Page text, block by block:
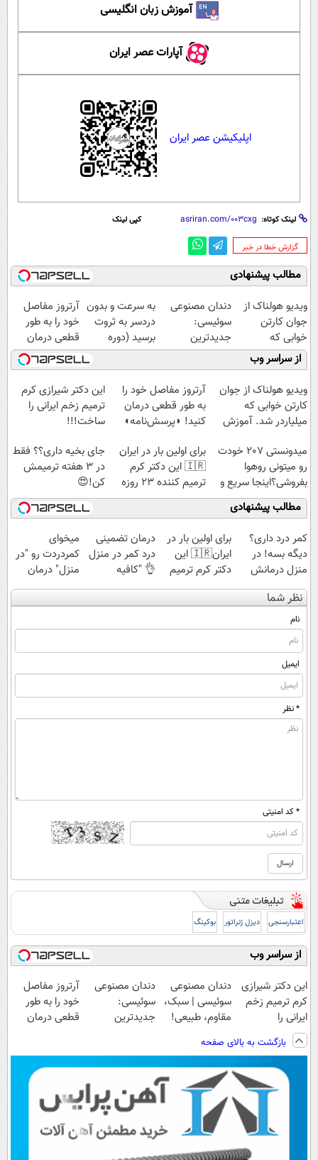
آموزش زبان انگلیسی
آپارات عصر ایران
اپلیکیشن عصر ایران
لینک کوتاه: کپی لینک
‌گزارش خطا در خبر
مطالب پیشنهادی
ویدیو هولناک از
جوان کارتن
خوابی که
میلیاردر شد.
آموزش رایگان
دندان مصنوعی
سوئیسی:
جدیدترین
فناوری اروپا،
سبک و مقاوم |
پرداخت قسطی
به سرعت و بدون
دردسر به ثروت
برسید (دوره
کاملا رایگان
پولسازی)
آرتروز مفاصل
خود را به طور
قطعی درمان
کنید!
◗پرسش‌نامه◖
از سراسر وب
ویدیو هولناک از جوان
کارتن خوابی که
میلیاردر شد. آموزش
آرتروز مفاصل خود را
به طور قطعی درمان
کنید! ◗پرسش‌نامه◖
این دکتر شیرازی کرم
ترمیم زخم ایرانی را
ساخت!!!
میدونستی 207 خودت
رو میتونی روهوا
بفروشی؟اینجا سریع و
راحت بفروش
برای اولین بار در ایران
🇮🇷 این دکتر کرم
ترمیم کننده 23 روزه
ساخت!
جای بخیه داری؟؟ فقط
در 3 هفته ترمیمش
کن!😍
مطالب پیشنهادی
کمر درد داری؟
دیگه بسه! در
منزل درمانش
کن
(◀پرسش‌نامه)
برای اولین بار در
ایران🇮🇷 این
دکتر کرم ترمیم
کننده 23 روزه
ساخت!
درمان تضمینی
درد کمر در منزل
👌 "کافیه
پرسش‌نامه رو پر
کنی"
میخوای
کمردردت رو "در
منزل" درمان
کنی؟ (◂فیلم +
◂پرسش‌نامه)
نظر شما
نام
ایمیل
* نظر
* کد امنیتی
اعتبارسنجی دیزل ژنراتور بوکینگ
از سراسر وب
این دکتر شیرازی
کرم ترمیم زخم
ایرانی را
ساخت!!!
دندان مصنوعی
سوئیسی | سبک،
مقاوم، طبیعی!
رایگان+پرداخت
اقساطی😍
دندان مصنوعی
سوئیسی:
جدیدترین
پرداخت قسطی
آرتروز مفاصل
خود را به طور
قطعی درمان
بازگشت به بالای صفحه